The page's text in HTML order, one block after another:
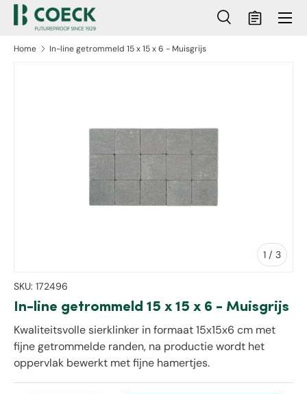
naar inhoud
Zoeken
ZoekenMandje
Menu
Home In-line getrommeld 15 x 15 x 6 - Muisgrijs
1 / van
3
SKU: 172496
In-line getrommeld 15 x 15 x 6 - Muisgrijs
Kwaliteitsvolle sierklinker in formaat 15x15x6 cm met
fijne getrommelde randen, na productie wordt het
oppervlak bewerkt met fijne hamertjes.